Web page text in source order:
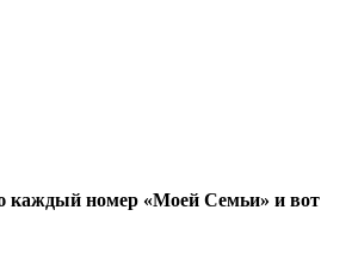
каждый номер «Моей Семьи» и вот